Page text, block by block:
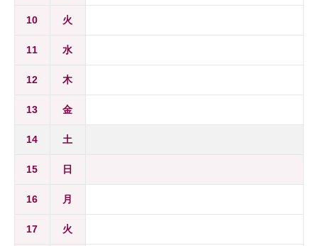
10 火
11 水
12 木
13 金
14 土
15 日
16 月
17 火